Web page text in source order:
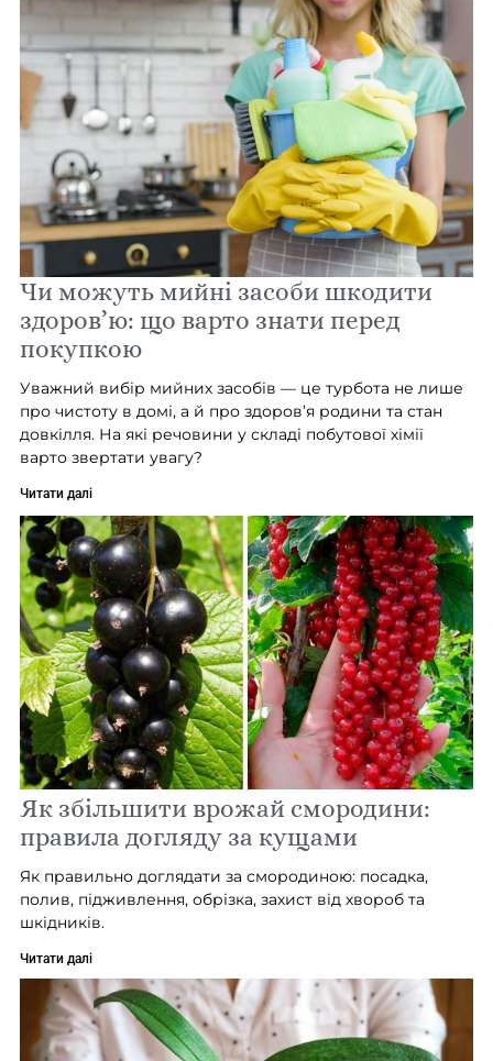
Чи можуть мийні засоби шкодити
здоров’ю: що варто знати перед
покупкою
Уважний вибір мийних засобів — це турбота не лише
про чистоту в домі, а й про здоров’я родини та стан
довкілля. На які речовини у складі побутової хімії
варто звертати увагу?
Читати далі
Як збільшити врожай смородини:
правила догляду за кущами
Як правильно доглядати за смородиною: посадка,
полив, підживлення, обрізка, захист від хвороб та
шкідників.
Читати далі